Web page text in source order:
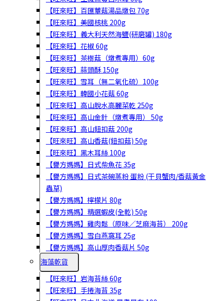
【旺來旺】百匯蕈菇湯品燉包 70g
【旺來旺】美國核桃 200g
【旺來旺】義大利天然海鹽(研磨罐) 180g
【旺來旺】花椒 60g
【旺來旺】茶樹菇（燉煮專用）60g
【旺來旺】蒜頭酥 150g
【旺來旺】雪耳（無二氧化硫）100g
【旺來旺】韓國小花菇 60g
【旺來旺】高山脫水高麗菜乾 250g
【旺來旺】高山金針（燉煮專用） 50g
【旺來旺】高山鈕扣菇 200g
【旺來旺】高山香菇(鈕扣菇) 50g
【旺來旺】黑木耳絲 100g
【譽方媽媽】日式柴魚花 35g
【譽方媽媽】日式茶碗蒸粉 蛋粉 (干貝蟹肉/香菇黃金
蟲草)
【譽方媽媽】檸檬片 80g
【譽方媽媽】精選蝦皮(全乾) 50g
【譽方媽媽】雞肉鬆（原味／芝麻海苔） 200g
【譽方媽媽】雪白燕窩耳 25g
【譽方媽媽】高山厚肉香菇片 50g
海藻乾貨
【旺來旺】岩海苔絲 60g
【旺來旺】手捲海苔 35g